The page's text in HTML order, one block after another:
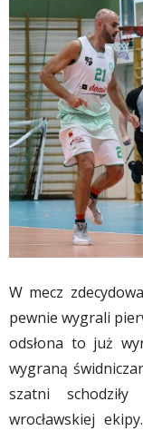
W mecz
pewnie wygrali
odsłona to już
wygraną
szatni
wrocławskiej